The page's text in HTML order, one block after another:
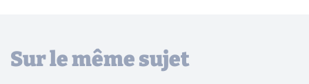
Sur le même sujet